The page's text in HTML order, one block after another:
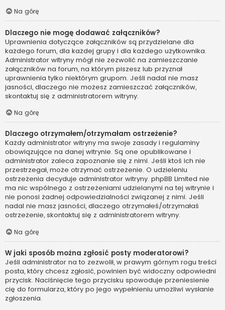
Na górę
Dlaczego nie mogę dodawać załączników?
Uprawnienia dotyczące załączników są przydzielane dla
każdego forum, dla każdej grupy i dla każdego użytkownika.
Administrator witryny mógł nie zezwolić na zamieszczanie
załączników na forum, na którym piszesz lub przyznał
uprawnienia tylko niektórym grupom. Jeśli nadal nie masz
jasności, dlaczego nie możesz zamieszczać załączników,
skontaktuj się z administratorem witryny.
Na górę
Dlaczego otrzymałem/otrzymałam ostrzeżenie?
Każdy administrator witryny ma swoje zasady i regulaminy
obowiązujące na danej witrynie. Są one opublikowane i
administrator zaleca zapoznanie się z nimi. Jeśli ktoś ich nie
przestrzegał, może otrzymać ostrzeżenie. O udzieleniu
ostrzeżenia decyduje administrator witryny. phpBB Limited nie
ma nic wspólnego z ostrzeżeniami udzielanymi na tej witrynie i
nie ponosi żadnej odpowiedzialności związanej z nimi. Jeśli
nadal nie masz jasności, dlaczego otrzymałeś/otrzymałaś
ostrzeżenie, skontaktuj się z administratorem witryny.
Na górę
W jaki sposób można zgłosić posty moderatorowi?
Jeśli administrator na to zezwolił, w prawym górnym rogu treści
posta, który chcesz zgłosić, powinien być widoczny odpowiedni
przycisk. Naciśnięcie tego przycisku spowoduje przeniesienie
cię do formularza, który po jego wypełnieniu umożliwi wysłanie
zgłoszenia.